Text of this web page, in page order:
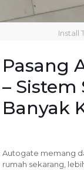
Install
Pasang
–
Banyak
Autogate memang
rumah sekarang,